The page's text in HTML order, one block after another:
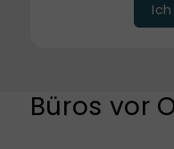
Büros vor